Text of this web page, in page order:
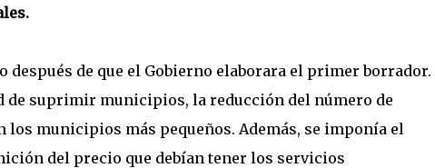
después de que el Gobierno elaborara el primer borrador.
suprimir municipios, la reducción del número de
municipios más pequeños. Además, se imponía el
del precio que debían tener los servicios